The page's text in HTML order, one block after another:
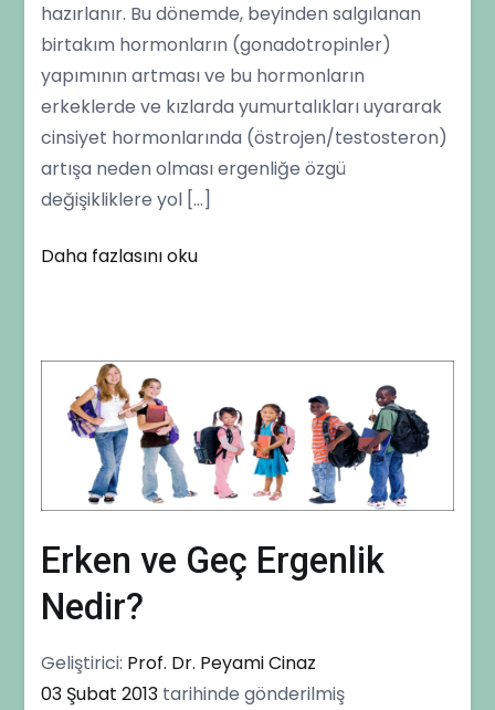
hazırlanır. Bu dönemde, beyinden salgılanan
birtakım hormonların (gonadotropinler)
yapımının artması ve bu hormonların
erkeklerde ve kızlarda yumurtalıkları uyararak
cinsiyet hormonlarında (östrojen/testosteron)
artışa neden olması ergenliğe özgü
değişikliklere yol […]
Daha fazlasını oku
Erken ve Geç Ergenlik
Nedir?
Geliştirici: Prof. Dr. Peyami Cinaz
03 Şubat 2013 tarihinde gönderilmiş